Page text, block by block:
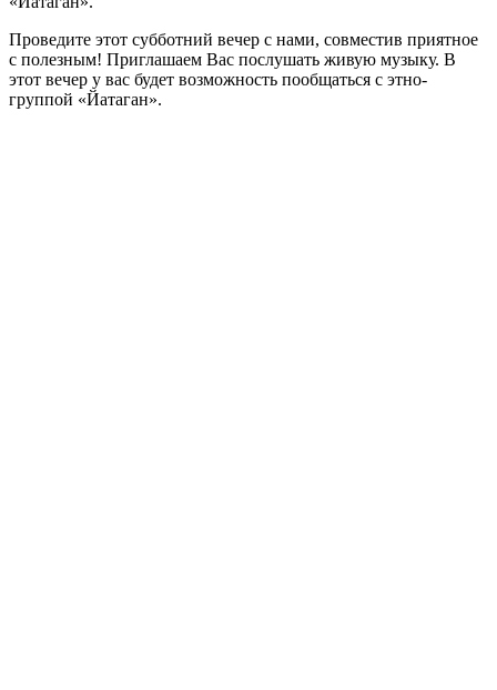
Проведите этот субботний вечер с нами, совместив приятное
с полезным! Приглашаем Вас послушать живую музыку. В
этот вечер у вас будет возможность пообщаться с этно-
группой «Йатаган».